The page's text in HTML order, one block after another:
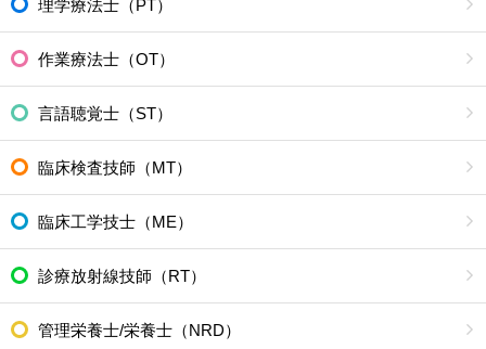
理学療法士（PT）
作業療法士（OT）
言語聴覚士（ST）
臨床検査技師（MT）
臨床工学技士（ME）
診療放射線技師（RT）
管理栄養士/栄養士（NRD）